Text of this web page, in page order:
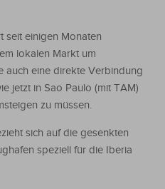
seit einigen Monaten
lokalen Markt um
auch eine direkte Verbindung
jetzt in Sao Paulo (mit TAM)
zu müssen.
sich auf die gesenkten
speziell für die Iberia